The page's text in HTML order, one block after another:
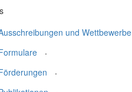
und Wettbewerbe
.
.